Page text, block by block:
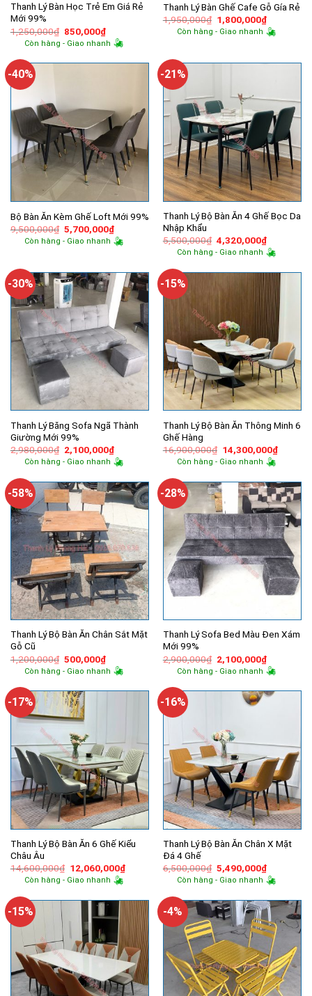
Thanh Lý Bàn Học Trẻ Em Giá Rẻ
Mới 99%
1,250,000₫ Giá
gốc
là:
850,000₫Giá
hiện
tại
850,000₫.
Còn hàng - Giao nhanh
Thanh Lý Bàn Ghế Cafe Gỗ Gía Rẻ
1,950,000₫ Giá
gốc
là:
1,800,000₫Giá
hiện
tại
Còn hàng - Giao nhanh
-40%
Bộ Bàn Ăn Kèm Ghế Loft Mới 99%
9,500,000₫ Giá
gốc
là:
5,700,000₫Giá
hiện
tại
Còn hàng - Giao nhanh
-21%
Thanh Lý Bộ Bàn Ăn 4 Ghế Bọc Da
Nhập Khẩu
5,500,000₫ Giá
gốc
là:
4,320,000₫Giá
hiện
tại
Còn hàng - Giao nhanh
-30%
Thanh Lý Băng Sofa Ngã Thành
Giường Mới 99%
2,980,000₫ Giá
gốc
là:
2,100,000₫Giá
hiện
tại
2,100,000₫.
Còn hàng - Giao nhanh
-15%
Thanh Lý Bộ Bàn Ăn Thông Minh 6
Ghế Hàng
16,900,000₫ Giá
gốc
là:
14,300,000₫Giá
hiện
Còn hàng - Giao nhanh
-58%
Thanh Lý Bộ Bàn Ăn Chân Sắt Mặt
Gỗ Cũ
1,200,000₫ Giá
gốc
là:
500,000₫Giá
hiện
tại
500,000₫.
Còn hàng - Giao nhanh
-28%
Thanh Lý Sofa Bed Màu Đen Xám
Mới 99%
2,900,000₫ Giá
gốc
là:
2,100,000₫Giá
hiện
tại
Còn hàng - Giao nhanh
-17%
Thanh Lý Bộ Bàn Ăn 6 Ghế Kiểu
Châu Âu
14,600,000₫ Giá
gốc
là:
12,060,000₫Giá
hiện
12,060,000₫.
Còn hàng - Giao nhanh
-16%
Thanh Lý Bộ Bàn Ăn Chân X Mặt
Đá 4 Ghế
6,500,000₫ Giá
gốc
là:
5,490,000₫Giá
hiện
tại
Còn hàng - Giao nhanh
-15% -4%